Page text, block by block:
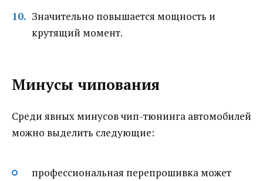
Значительно повышается мощность и
крутящий момент.
Минусы чипования
Среди явных минусов чип-тюнинга автомобилей
можно выделить следующие:
профессиональная перепрошивка может